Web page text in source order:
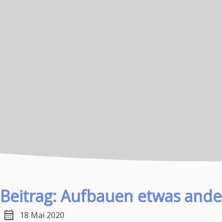
Beitrag: Aufbauen etwas
calendar_month 18 Mai 2020